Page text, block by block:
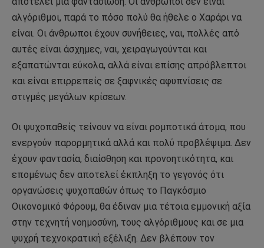
αλγόριθμοι, παρά το πόσο πολύ θα ήθελε ο Χαράρι να
είναι. Οι άνθρωποι έχουν συνήθειες, ναι, πολλές από
αυτές είναι άσχημες, ναι, χειραγωγούνται και
εξαπατώνται εύκολα, αλλά είναι επίσης απρόβλεπτοι
και είναι επιρρεπείς σε ξαφνικές αφυπνίσεις σε
στιγμές μεγάλων κρίσεων.
Οι ψυχοπαθείς τείνουν να είναι ρομποτικά άτομα, που
ενεργούν παρορμητικά αλλά και πολύ προβλέψιμα. Δεν
έχουν φαντασία, διαίσθηση και προνοητικότητα, και
επομένως δεν αποτελεί έκπληξη το γεγονός ότι
οργανώσεις ψυχοπαθών όπως το Παγκόσμιο
Οικονομικό Φόρουμ, θα έδιναν μια τέτοια εμμονική αξία
στην τεχνητή νοημοσύνη, τους αλγόριθμους και σε μια
ψυχρή τεχνοκρατική εξέλιξη. Δεν βλέπουν τον